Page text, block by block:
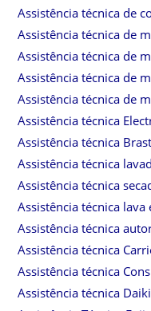
Assistência técnica de
Assistência técnica de
Assistência técnica de
Assistência técnica de
Assistência técnica de
Assistência técnica
Assistência técnica
Assistência técnica
Assistência técnica
Assistência técnica lava
Assistência técnica
Assistência técnica
Assistência técnica
Assistência técnica